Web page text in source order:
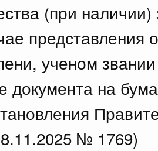
(при
представления
ученом
документа на
№ 1769)